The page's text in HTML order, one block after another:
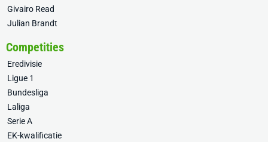
Givairo Read
Julian Brandt
Competities
Eredivisie
Ligue 1
Bundesliga
Laliga
Serie A
EK-kwalificatie